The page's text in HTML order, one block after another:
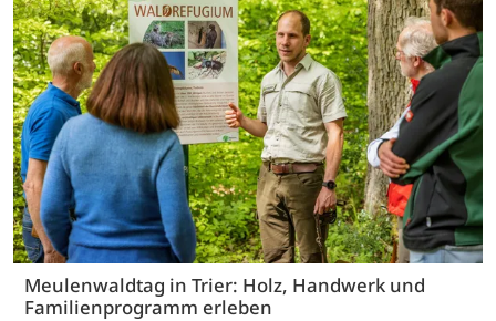
Meulenwaldtag in Trier: Holz, Handwerk und
Familienprogramm erleben